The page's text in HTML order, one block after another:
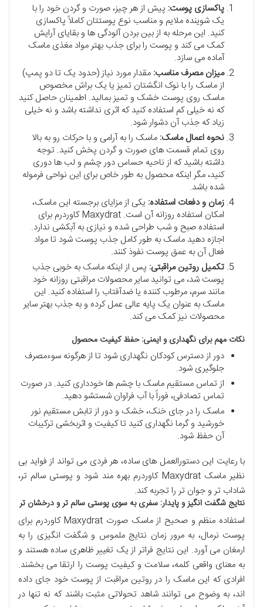
پاکسازی پوست: پیش از هر چیز، صورت و گردن خود را با
یک شوینده ملایم و مناسب نوع پوستتان کاملاً پاکسازی
کنید. این مرحله به از بین بردن آلودگی ها و بقایای آرایش
کمک می کند و پوست را برای جذب بهتر مواد مغذی ماسک
آماده می سازد.
میزان مصرف مناسب: مقدار مورد نیاز (حدود یک تا دو پمپ)
از ماسک را با نوک انگشتان تمیز یا یک براش مخصوص
ماسک روی پوست خشک و تمیز بمالید. اطمینان حاصل کنید
که نه خیلی کم استفاده کنید که اثری نداشته باشد و نه خیلی
زیاد که جذب آن دشوار شود.
نحوه اعمال ماسک: ماسک را به آرامی و با حرکات رو به بالا
روی تمام قسمت های صورت و گردن پخش کنید. توجه
داشته باشید که از ناحیه حساس دور چشم و لب ها دوری
کنید، مگر اینکه محصول به طور خاص برای این نواحی فرموله
شده باشد.
زمان و دفعات استفاده: یکی از مزایای برجسته این ماسک،
امکان استفاده روزانه آن است. Maxydrat کاوردرم برای
استفاده صبح و شب طراحی شده و نیازی به آبکشی ندارد.
اجازه دهید ماسک به طور کامل جذب پوست شود تا مواد
فعال آن به عمق پوست نفوذ کنند.
تکمیل روتین مراقبتی: پس از اینکه ماسک به خوبی جذب
پوست شد، می توانید سایر محصولات مراقبتی روزانه خود
مانند سرم، مرطوب کننده یا ضدآفتاب را استفاده کنید. این
ماسک به عنوان یک پایه عالی عمل کرده و به جذب بهتر سایر
محصولات نیز کمک می کند.
نکات مهم برای نگهداری و ایمنی: حفظ کیفیت محصول
دور از دسترس کودکان نگهداری شود تا از هرگونه سوءمصرف
جلوگیری شود.
از تماس مستقیم ماسک با چشم ها خودداری کنید. در صورت
تماس تصادفی، فوراً با آب فراوان شستشو دهید.
ماسک را در جای خنک، خشک و دور از تابش مستقیم نور
خورشید و گرما نگهداری کنید تا کیفیت و اثربخشی ترکیبات
آن حفظ شود.
با رعایت این دستورالعمل های ساده، هر فردی می تواند از فواید بی
نظیر ماسک Maxydrat کاوردرم بهره مند شود و پوستی سالم تر،
شاداب تر و جوان تر را تجربه کند.
نتایج شگفت انگیز و پایدار: سفری به سوی پوستی سالم تر و درخشان تر
استفاده منظم و صحیح از ماسک صورت Maxydrat کاوردرم برای
پوست نرمال، به مرور زمان نتایج ملموس و شگفت انگیزی را به
ارمغان می آورد. این نتایج فراتر از یک تغییر ظاهری ساده هستند و
به معنای واقعی کلمه، سلامت و کیفیت پوست را ارتقا می بخشند.
افرادی که این ماسک را در روتین مراقبت از پوست خود جای داده
اند، به وضوح می توانند شاهد تحولاتی مثبت باشند که نه تنها در